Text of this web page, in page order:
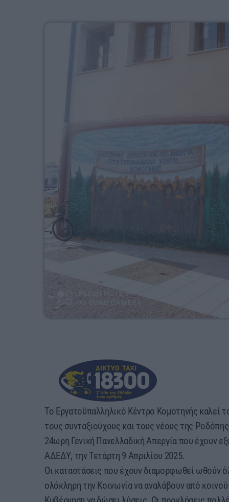
Το Εργατοϋπαλληλικό Κέντρο Κομοτηνής καλεί
τους συνταξιούχους και τους νέους της
24ωρη Γενική Πανελλαδική Απεργία που έχουν
ΑΔΕΔΥ, την Τετάρτη 9 Απριλίου 2025.
Οι καταστάσεις που έχουν διαμορφωθεί ωθούν
ολόκληρη την Κοινωνία να αναλάβουν από